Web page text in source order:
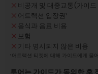
비공개 및 대중교통(가이
어트랙션 입장권¹
음식과 음료 비용
보험
기타 명시되지 않은 비용
¹어트랙션 티켓에 대해 가이드에게 물어
투어는 가이드가 동의한 후